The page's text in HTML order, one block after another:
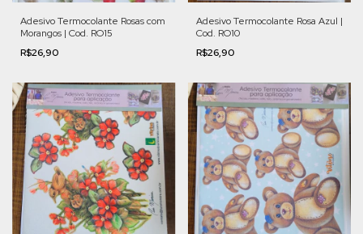
Adesivo Termocolante Rosas com
Morangos | Cod. RO15
R$26,90
Adesivo Termocolante Rosa Azul |
Cod. RO10
R$26,90